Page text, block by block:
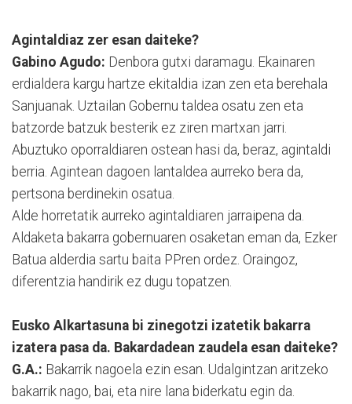
Agintaldiaz zer esan daiteke?
Gabino Agudo: Denbora gutxi daramagu. Ekainaren
erdialdera kargu hartze ekitaldia izan zen eta berehala
Sanjuanak. Uztailan Gobernu taldea osatu zen eta
batzorde batzuk besterik ez ziren martxan jarri.
Abuztuko oporraldiaren ostean hasi da, beraz, agintaldi
berria. Agintean dagoen lantaldea aurreko bera da,
pertsona berdinekin osatua.
Alde horretatik aurreko agintaldiaren jarraipena da.
Aldaketa bakarra gobernuaren osaketan eman da, Ezker
Batua alderdia sartu baita PPren ordez. Oraingoz,
diferentzia handirik ez dugu topatzen.
Eusko Alkartasuna bi zinegotzi izatetik bakarra
izatera pasa da. Bakardadean zaudela esan daiteke?
G.A.: Bakarrik nagoela ezin esan. Udalgintzan aritzeko
bakarrik nago, bai, eta nire lana biderkatu egin da.